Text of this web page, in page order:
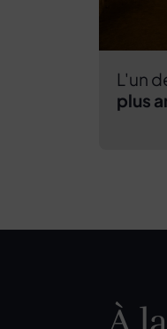
L'un
plus